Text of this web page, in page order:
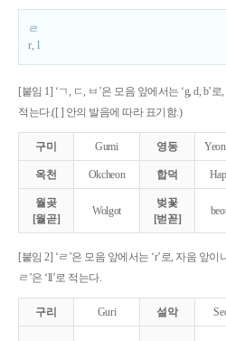
ㄹ
r, l
[붙임 1] ‘ㄱ, ㄷ, ㅂ’은 모음 앞에서는 ‘g, d, b’
적는다.([ ] 안의 발음에 따라 표기함.)
구미 Gumi 영동
옥천 Okcheon 합덕
월곶
[월곧]
Wolgot
벚꽃
[벋꼳]
[붙임 2] ‘ㄹ’은 모음 앞에서는 ‘r’로, 자음 앞이
ㄹ’은 ‘ll’로 적는다.
구리 Guri 설악